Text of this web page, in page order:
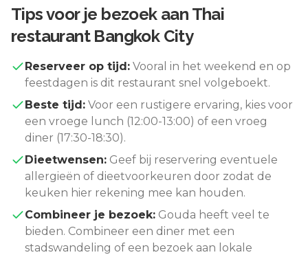
Tips voor je bezoek aan Thai
restaurant Bangkok City
Reserveer op tijd: Vooral in het weekend en op
feestdagen is dit restaurant snel volgeboekt.
Beste tijd: Voor een rustigere ervaring, kies voor
een vroege lunch (12:00-13:00) of een vroeg
diner (17:30-18:30).
Dieetwensen: Geef bij reservering eventuele
allergieën of dieetvoorkeuren door zodat de
keuken hier rekening mee kan houden.
Combineer je bezoek: Gouda heeft veel te
bieden. Combineer een diner met een
stadswandeling of een bezoek aan lokale